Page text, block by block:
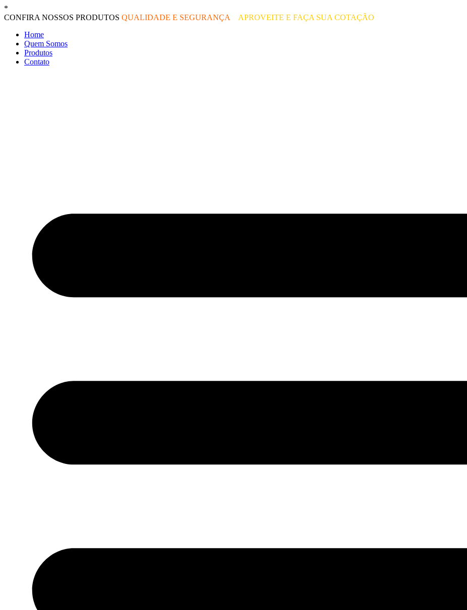
Ir
para
conteúdo
*
CONFIRA NOSSOS PRODUTOS QUALIDADE E SEGURANÇA
APROVEITE E FAÇA SUA COTAÇÃO
Home
Quem Somos
Produtos
Contato